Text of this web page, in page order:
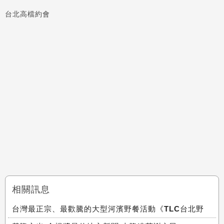
台北高檔約會
相關訊息
台灣最正宗、最歡騰的大型河濱野餐活動《TLC台北野